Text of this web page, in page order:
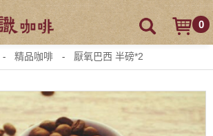
0
- 精品咖啡 - 厭氧巴西 半磅*2